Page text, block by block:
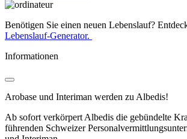
Benötigen Sie einen neuen Lebenslauf?
Lebenslauf-Generator.
Informationen
Arobase und Interiman werden zu Albedis!
Ab sofort verkörpert Albedis die gebündelte
führenden Schweizer